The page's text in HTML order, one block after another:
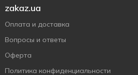
zakaz.ua
Оплата и доставка
Вопросы и ответы
Оферта
Политика конфиденциальности